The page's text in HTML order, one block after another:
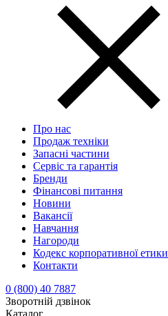
Про нас
Продаж техніки
Запасні частини
Сервіс та гарантія
Бренди
Фінансові питання
Новини
Вакансії
Навчання
Нагороди
Кодекс корпоративної етики
Контакти
0 (800) 40 7887
Зворотній дзвінок
Каталог